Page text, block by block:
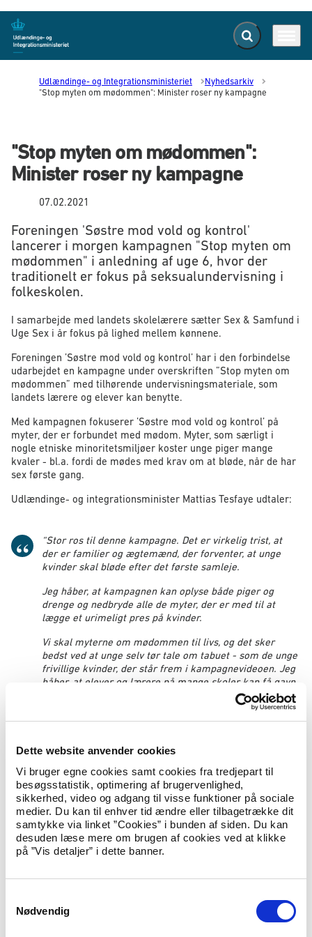
Dette website anvender cookies
Vi bruger egne cookies samt cookies fra tredjepart til
besøgsstatistik, optimering af brugervenlighed,
sikkerhed, video og adgang til visse funktioner på sociale
medier. Du kan til enhver tid ændre eller tilbagetrække dit
samtykke via linket ”Cookies” i bunden af siden. Du kan
desuden læse mere om brugen af cookies ved at klikke
på ”Vis detaljer” i dette banner.
Nødvendig
Gå til forsiden Fold søgefelt ud
Udlændinge- og Integrationsministeriet
Nyhedsarkiv
"Stop myten om mødommen": Minister roser ny kampagne
"Stop myten om mødommen":
Minister roser ny kampagne
07.02.2021
Foreningen 'Søstre mod vold og kontrol'
lancerer i morgen kampagnen "Stop myten om
mødommen" i anledning af uge 6, hvor der
traditionelt er fokus på seksualundervisning i
folkeskolen.
I samarbejde med landets skolelærere sætter Sex & Samfund i
Uge Sex i år fokus på lighed mellem kønnene.
Foreningen ’Søstre mod vold og kontrol’ har i den forbindelse
udarbejdet en kampagne under overskriften ”Stop myten om
mødommen” med tilhørende undervisningsmateriale, som
landets lærere og elever kan benytte.
Med kampagnen fokuserer ’Søstre mod vold og kontrol’ på
myter, der er forbundet med mødom. Myter, som særligt i
nogle etniske minoritetsmiljøer koster unge piger mange
kvaler - bl.a. fordi de mødes med krav om at bløde, når de har
sex første gang.
Udlændinge- og integrationsminister Mattias Tesfaye udtaler:
“Stor ros til denne kampagne. Det er virkelig trist, at
der er familier og ægtemænd, der forventer, at unge
kvinder skal bløde efter det første samleje.
Jeg håber, at kampagnen kan oplyse både piger og
drenge og nedbryde alle de myter, der er med til at
lægge et urimeligt pres på kvinder.
Vi skal myterne om mødommen til livs, og det sker
bedst ved at unge selv tør tale om tabuet - som de unge
frivillige kvinder, der står frem i kampagnevideoen. Jeg
håber, at elever og lærere på mange skoler kan få gavn
kontrol’ Kefa Abu Ras udtaler:
”Vi er nødt til at gøre op med den forkerte forestilling
om mødommen som en lukket hinde, der springer op og
bløder ved første samleje. Sandheden er, at mødommen
slet ikke er en lukket hinde, og at det faktisk er under
halvdelen af alle kvinder, der bløder første gang. Så
kravet om blod på lagenet lægger et helt urimeligt stort
går andre veje for at sikre blod på bryllupsnatten.
Det er vanvittigt vigtigt, at vi oplyser både de unge
kvinder og deres familier om fakta. Det er dog vores